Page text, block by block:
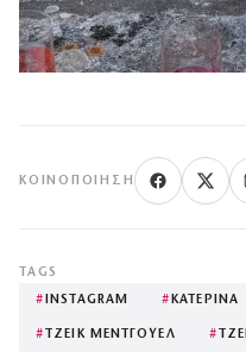
ΚΟΙΝΟΠΟΊΗΣΗ
TAGS
#INSTAGRAM #ΚΑΤΕΡΙΝΑ
# ΤΖΕΙΚ ΜΕΝΤΓΟΥΕΛ #